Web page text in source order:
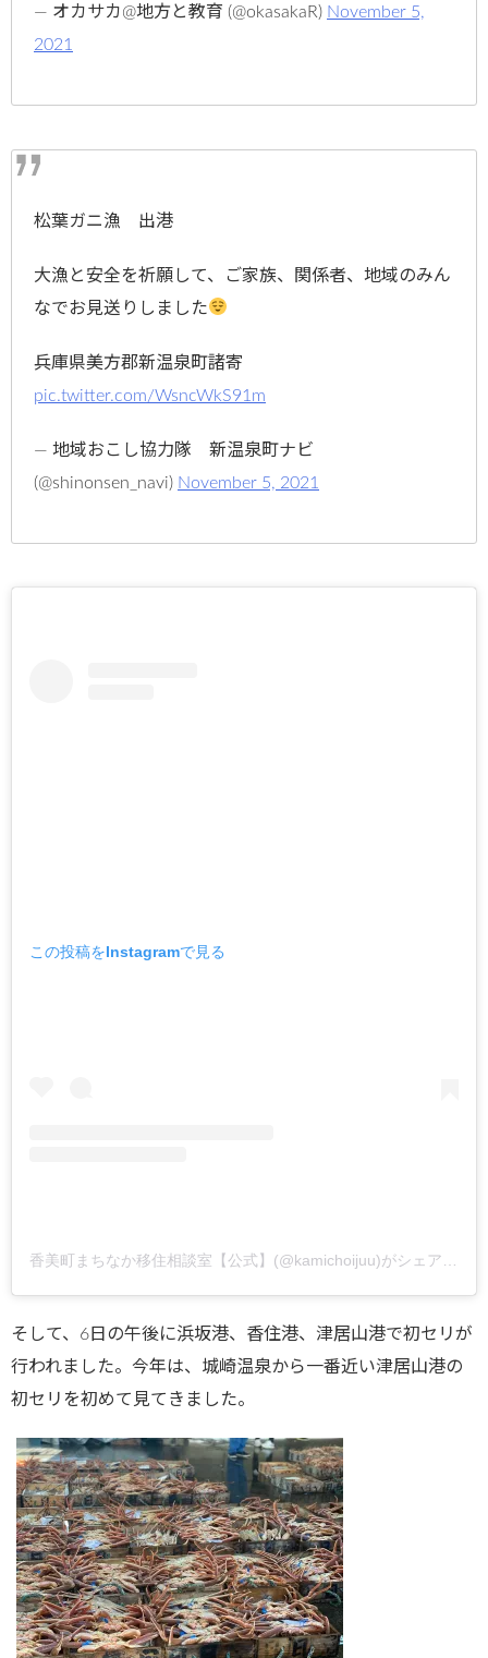
— オカサカ@地方と教育 (@okasakaR) November 5,
2021
松葉ガニ漁 出港
大漁と安全を祈願して、ご家族、関係者、地域のみん
なでお見送りしました
兵庫県美方郡新温泉町諸寄
pic.twitter.com/WsncWkS91m
— 地域おこし協力隊 新温泉町ナビ
(@shinonsen_navi) November 5, 2021
この投稿をInstagramで見る
香美町まちなか移住相談室【公式】(@kamichoijuu)がシェアした投稿
そして、6日の午後に浜坂港、香住港、津居山港で初セリが
行われました。今年は、城崎温泉から一番近い津居山港の
初セリを初めて見てきました。